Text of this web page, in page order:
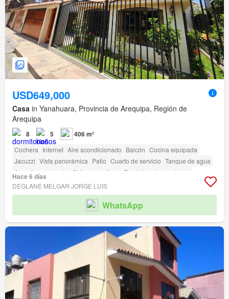
USD649,000
Casa in Yanahuara, Provincia de Arequipa, Región de
Arequipa
8 5 406 m²
Cochera Internet Aire acondicionado Balcón Cocina equipada
Jacuzzi Vista panorámica Patio Cuarto de servicio Tanque de agua
Armario empotrado
Chimenea Agua
Parcialmente amoblado
Terraza Permite mascotas Permite niños
Biblioteca Jardín Vigilante Barbacoa Caseta de vigilancia
Hace 6 días
DEGLANE MELGAR JORGE LUIS
WhatsApp